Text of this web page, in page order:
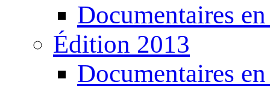
Documentaires
Édition 2013
Documentaires